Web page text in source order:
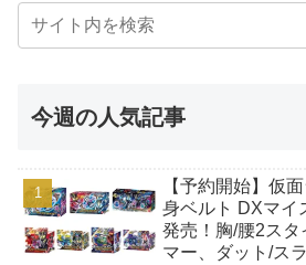
今週の人気記事
【予約開始】仮
身ベルト DXマイ
発売！胸/腰2ス
マー、ダット/ス